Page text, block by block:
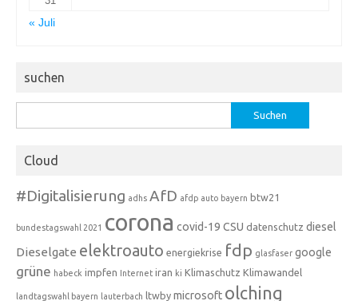
« Juli
suchen
nach:
Cloud
#Digitalisierung adhs AfD afdp auto bayern btw21
bundestagswahl 2021 corona covid-19 CSU datenschutz diesel
Dieselgate elektroauto energiekrise fdp glasfaser google
grüne habeck impfen Internet iran ki Klimaschutz Klimawandel
landtagswahl bayern lauterbach ltwby microsoft olching